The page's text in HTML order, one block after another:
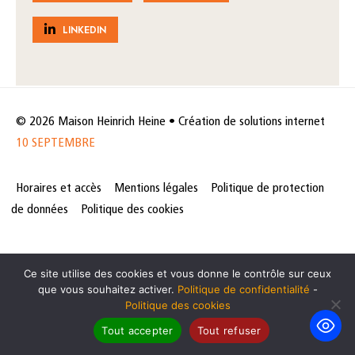
LINKEDIN
© 2026 Maison Heinrich Heine • Création de solutions internet
10 SEPTEMBRE
Horaires et accès Mentions légales
Politique de protection
de données
Politique des cookies
Ce site utilise des cookies et vous donne le contrôle sur ceux
que vous souhaitez activer. Politique de confidentialité -
Politique des cookies
Tout accepter
Tout refuser